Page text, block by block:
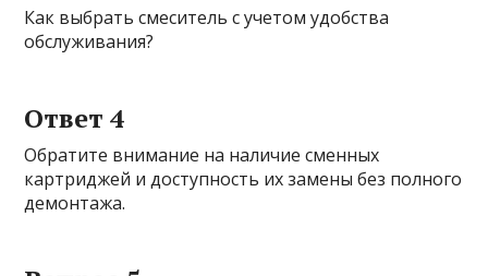
Как выбрать смеситель с учетом удобства
обслуживания?
Ответ 4
Обратите внимание на наличие сменных
картриджей и доступность их замены без полного
демонтажа.